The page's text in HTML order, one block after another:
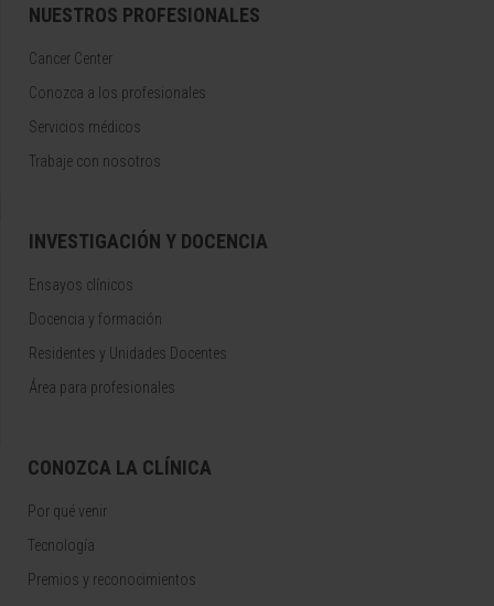
NUESTROS PROFESIONALES
Cancer Center
Conozca a los profesionales
Servicios médicos
Trabaje con nosotros
INVESTIGACIÓN Y DOCENCIA
Ensayos clínicos
Docencia y formación
Residentes y Unidades Docentes
Área para profesionales
CONOZCA LA CLÍNICA
Por qué venir
Tecnología
Premios y reconocimientos